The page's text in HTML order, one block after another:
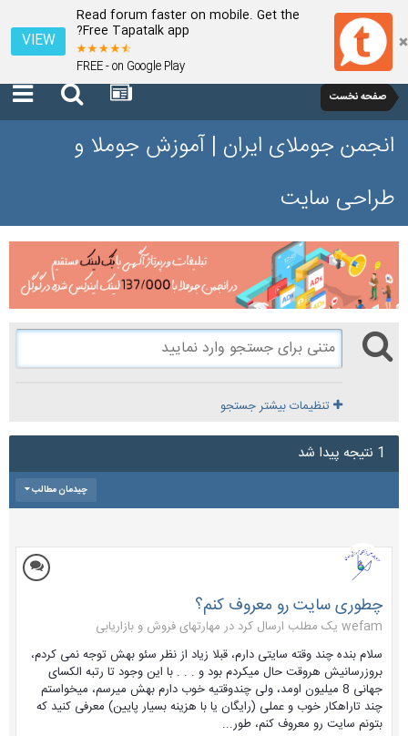
Read forum faster on mobile. Get the
Free Tapatalk app?
FREE - on Google Play
VIEW
صفحه نخست
انجمن جوملای ایران | آموزش جوملا و
طراحی سایت
تنظیمات بیشتر جستجو
1 نتیجه پیدا شد
چیدمان مطالب
چطوری سایت رو معروف کنم؟
wefam یک مطلب ارسال کرد در
مهارتهای فروش و بازاریابی
سلام بنده چند وقته سایتی دارم، قبلا زیاد از نظر سئو بهش توجه نمی کردم،
بروزرسانیش هروقت حال میکردم بود و . . . با این وجود تا رتبه الکسای
جهانی 8 میلیون اومد، ولی چندوقتیه خوب دارم بهش میرسم، میخواستم
چند تاراهکار خوب و عملی (رایگان یا با هزینه بسیار پایین) معرفی کنید که
بتونم سایت رو معروف کنم، طور...